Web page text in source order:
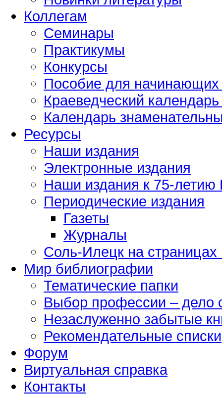
Коллегам
Семинары
Практикумы
Конкурсы
Пособие для начинающих
Краеведческий
Календарь
Ресурсы
Наши издания
Электронные издания
Наши издания к 75-
Периодические издания
Газеты
Журналы
Соль-Илецк на
Мир библиографии
Тематические папки
Выбор профессии – дело
Незаслуженно забытые
Рекомендательные списки
Форум
Виртуальная справка
Контакты